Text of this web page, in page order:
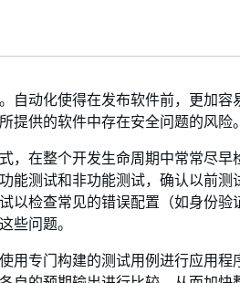
自动化使得在发布软件前，更加容
供的软件中存在安全问题的风险。
，在整个开发生命周期中常常尽早
能测试和非功能测试，确认以前测
以检查常见的错误配置（如身份验
些问题。
用专门构建的测试用例进行应用程